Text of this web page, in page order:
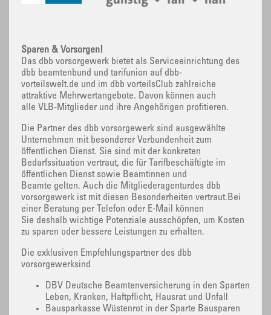
Sparen & Vorsorgen!
Das dbb vorsorgewerk bietet als Serviceeinrichtung des
dbb beamtenbund und tarifunion auf dbb-
vorteilswelt.de und im dbb vorteilsClub zahlreiche
attraktive Mehrwertangebote. Davon können auch
alle VLB-Mitglieder und ihre Angehörigen profitieren.
Die Partner des dbb vorsorgewerk sind ausgewählte
Unternehmen mit besonderer Verbundenheit zum
öffentlichen Dienst. Sie sind mit der konkreten
Bedarfssituation vertraut, die für Tarifbeschäftigte im
öffentlichen Dienst sowie Beamtinnen und
Beamte gelten. Auch die Mitgliederagenturdes dbb
vorsorgewerk ist mit diesen Besonderheiten vertraut.Bei
einer Beratung per Telefon oder E-Mail können
Sie deshalb wichtige Potenziale ausschöpfen, um Kosten
zu sparen oder bessere Leistungen zu erhalten.
Die exklusiven Empfehlungspartner des dbb
vorsorgewerksind
DBV Deutsche Beamtenversicherung in den Sparten
Leben, Kranken, Haftpflicht, Hausrat und Unfall
Bausparkasse Wüstenrot in der Sparte Bausparen